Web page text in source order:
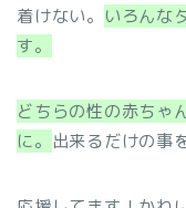
着けない。 いろんな
す。
どちらの性の赤ちゃ
に。 出来るだけの事